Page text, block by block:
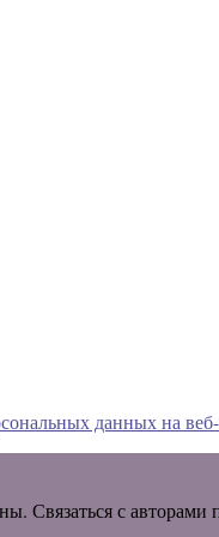
данных на веб-
Связаться с авторами